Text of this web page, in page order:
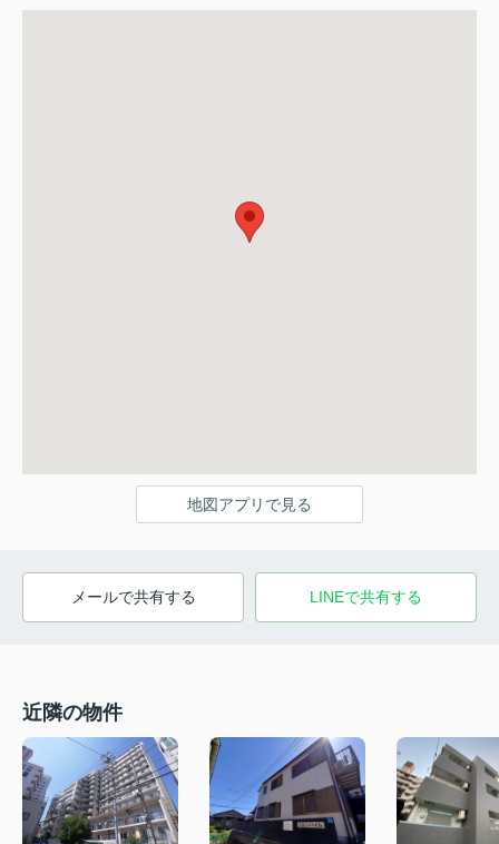
地図アプリで見る
メールで共有する LINEで共有する
近隣の物件